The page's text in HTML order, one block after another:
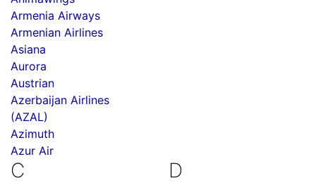
Armenia Airways
Armenian Airlines
Asiana
Aurora
Austrian
Azerbaijan Airlines
(AZAL)
Azimuth
Azur Air
C D